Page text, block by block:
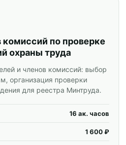
по проверке
охраны труда
и членов комиссий: выбор
организация проверки
для реестра Минтруда.
16 ак. часов
1 600 ₽